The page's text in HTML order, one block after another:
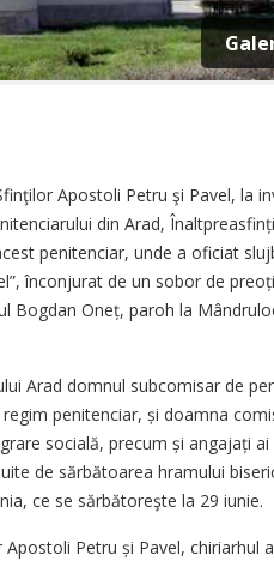
Apostoli Petru şi Pavel, la
din Arad,
penitenciar, unde a oficiat
înconjurat de un sobor de
Bogdan Oneț, paroh la
Arad domnul subcomisar de
penitenciar, și doamna
socială, precum și angajați ai
de sărbătoarea hramului
ce se sărbătoreşte la 29 iunie.
Petru și Pavel, chiriarhul